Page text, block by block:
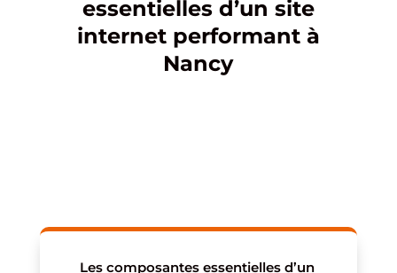
essentielles d’un site
internet performant à
Nancy
Les composantes essentielles d’un